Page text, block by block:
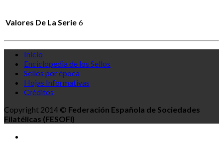
Valores De La Serie 6
Inicio
Enciclopedia de los Sellos
Sellos por época
Hojas Informativas
Créditos
Copyright 2014 © Federación Española de Sociedades
Filatélicas (FESOFI)